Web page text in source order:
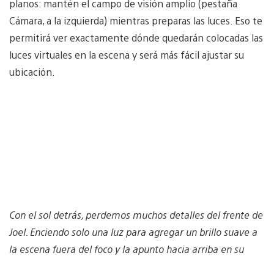
planos: mantén el campo de visión amplio (pestaña
Cámara, a la izquierda) mientras preparas las luces. Eso te
permitirá ver exactamente dónde quedarán colocadas las
luces virtuales en la escena y será más fácil ajustar su
ubicación.
Con el sol detrás, perdemos muchos detalles del frente de
Joel. Enciendo solo una luz para agregar un brillo suave a
la escena fuera del foco y la apunto hacia arriba en su